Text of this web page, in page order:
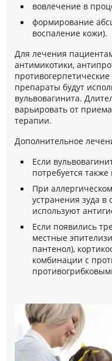
вовлечение в
формирование
воспаление кожи).
Для лечения
антимикотики,
препараты будут
вульвовагинита.
варьировать от
терапии.
Дополнительное
Если
потребуется
При
устранения зуда в
используют
Если появились
местные
пантенол),
комбинации с